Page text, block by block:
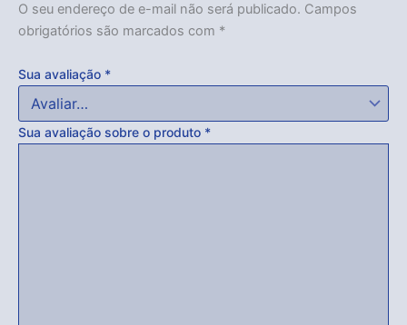
O seu endereço de e-mail não será publicado. Campos
obrigatórios são marcados com *
Sua avaliação *
Sua avaliação sobre o produto *